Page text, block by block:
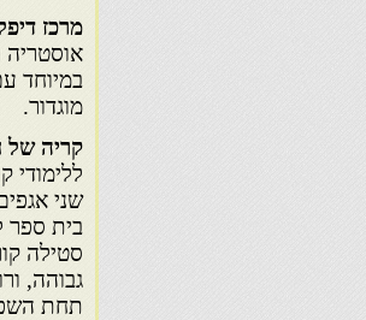
מרכז
אוסטריה
במיוחד
מוגדור.
קריה של
שני
תחת